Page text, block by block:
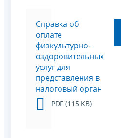
Справка об
оплате
физкультурно-
оздоровительных
услуг для
представления в
налоговый орган
PDF (115 KB)